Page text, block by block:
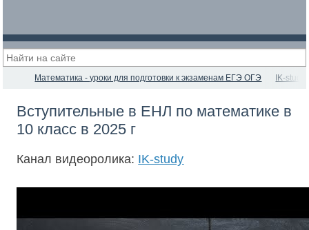
Математика - уроки для подготовки к экзаменам ЕГЭ ОГЭ IK-study
Вступительные в ЕНЛ по математике в
10 класс в 2025 г
Канал видеоролика: IK-study